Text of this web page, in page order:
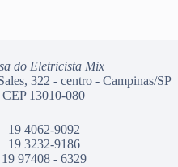
do Eletricista Mix
322 - centro - Campinas/SP
CEP 13010-080
19 4062-9092
19 3232-9186
19 97408 - 6329